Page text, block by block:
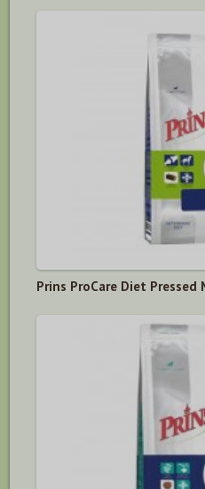
Prins ProCare Diet